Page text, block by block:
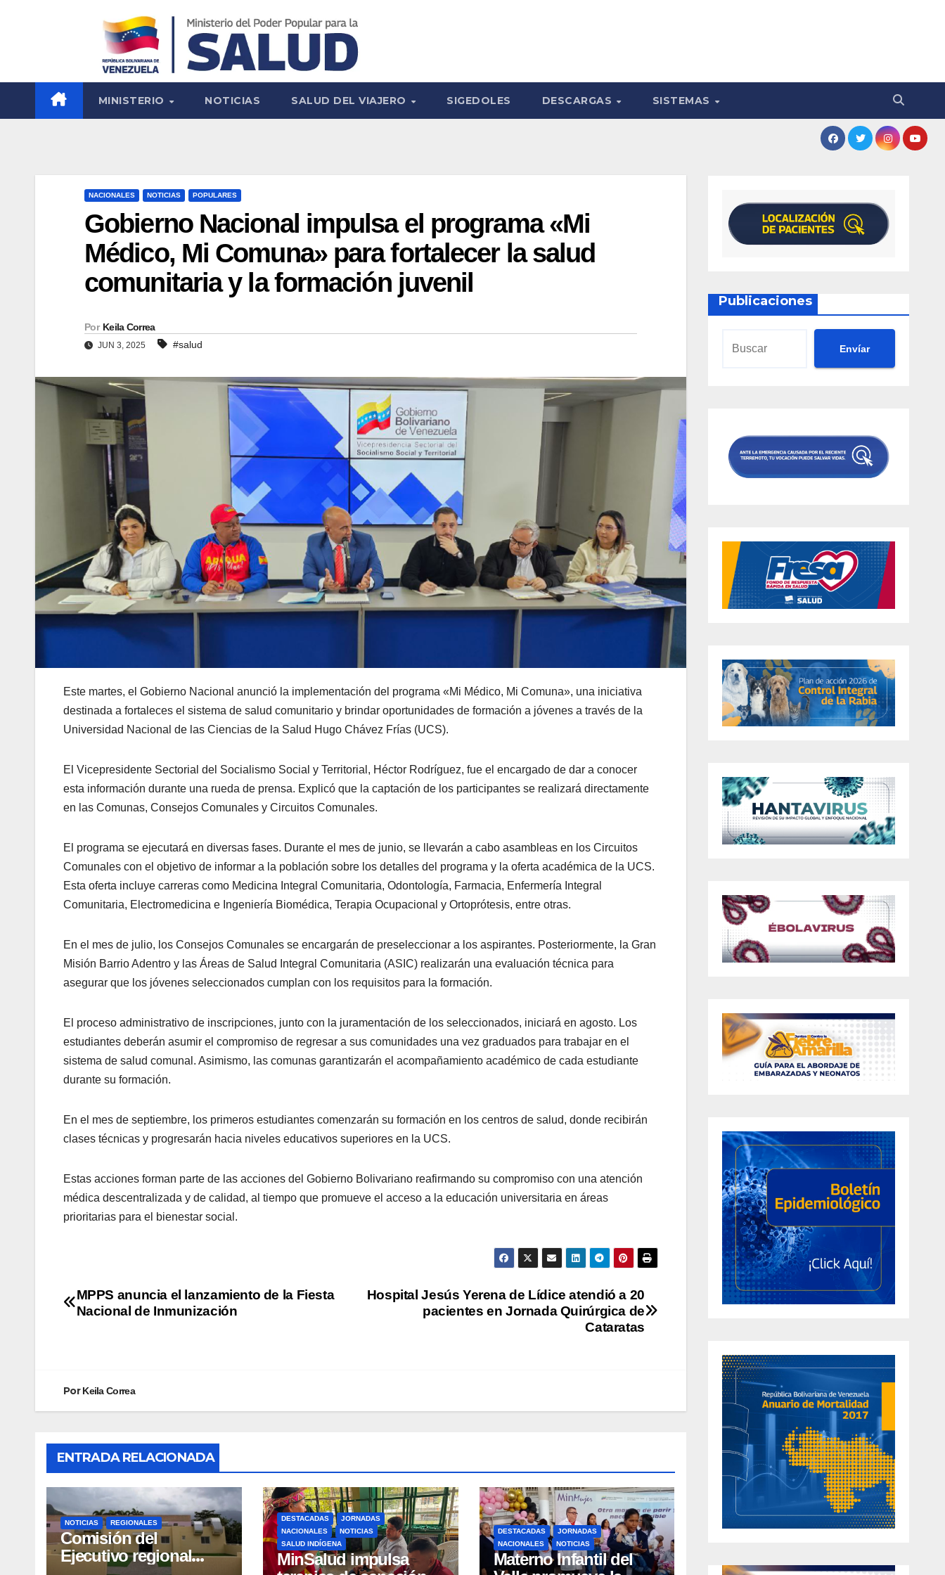
MINISTERIO NOTICIAS SALUD DEL VIAJERO SIGEDOLES DESCARGAS SISTEMAS
NACIONALES NOTICIAS POPULARES
Gobierno Nacional impulsa el programa «Mi
Médico, Mi Comuna» para fortalecer la salud
comunitaria y la formación juvenil
Por Keila Correa
JUN 3, 2025 #salud
Este martes, el Gobierno Nacional anunció la implementación del programa «Mi Médico, Mi Comuna», una iniciativa
destinada a fortaleces el sistema de salud comunitario y brindar oportunidades de formación a jóvenes a través de la
Universidad Nacional de las Ciencias de la Salud Hugo Chávez Frías (UCS).
El Vicepresidente Sectorial del Socialismo Social y Territorial, Héctor Rodríguez, fue el encargado de dar a conocer
esta información durante una rueda de prensa. Explicó que la captación de los participantes se realizará directamente
en las Comunas, Consejos Comunales y Circuitos Comunales.
El programa se ejecutará en diversas fases. Durante el mes de junio, se llevarán a cabo asambleas en los Circuitos
Comunales con el objetivo de informar a la población sobre los detalles del programa y la oferta académica de la UCS.
Esta oferta incluye carreras como Medicina Integral Comunitaria, Odontología, Farmacia, Enfermería Integral
Comunitaria, Electromedicina e Ingeniería Biomédica, Terapia Ocupacional y Ortoprótesis, entre otras.
En el mes de julio, los Consejos Comunales se encargarán de preseleccionar a los aspirantes. Posteriormente, la Gran
Misión Barrio Adentro y las Áreas de Salud Integral Comunitaria (ASIC) realizarán una evaluación técnica para
asegurar que los jóvenes seleccionados cumplan con los requisitos para la formación.
El proceso administrativo de inscripciones, junto con la juramentación de los seleccionados, iniciará en agosto. Los
estudiantes deberán asumir el compromiso de regresar a sus comunidades una vez graduados para trabajar en el
sistema de salud comunal. Asimismo, las comunas garantizarán el acompañamiento académico de cada estudiante
durante su formación.
En el mes de septiembre, los primeros estudiantes comenzarán su formación en los centros de salud, donde recibirán
clases técnicas y progresarán hacia niveles educativos superiores en la UCS.
Estas acciones forman parte de las acciones del Gobierno Bolivariano reafirmando su compromiso con una atención
médica descentralizada y de calidad, al tiempo que promueve el acceso a la educación universitaria en áreas
prioritarias para el bienestar social.
Hospital Jesús Yerena de Lídice atendió a 20
pacientes en Jornada Quirúrgica de
Cataratas
MPPS anuncia el lanzamiento de la Fiesta
Nacional de Inmunización
PorKeila Correa
ENTRADA RELACIONADA
NOTICIAS REGIONALES
Comisión del
Ejecutivo regional
DESTACADAS
JORNADAS
NACIONALES
NOTICIAS
SALUD INDÍGENA
MinSalud impulsa
DESTACADAS
JORNADAS
NACIONALES
NOTICIAS
Materno Infantil del
Publicaciones
Envíar